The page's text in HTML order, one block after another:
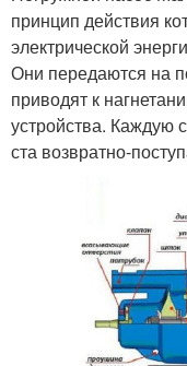
принцип действия
электрической
Они передаются на
приводят к
устройства. Каждую
ста возвратно-